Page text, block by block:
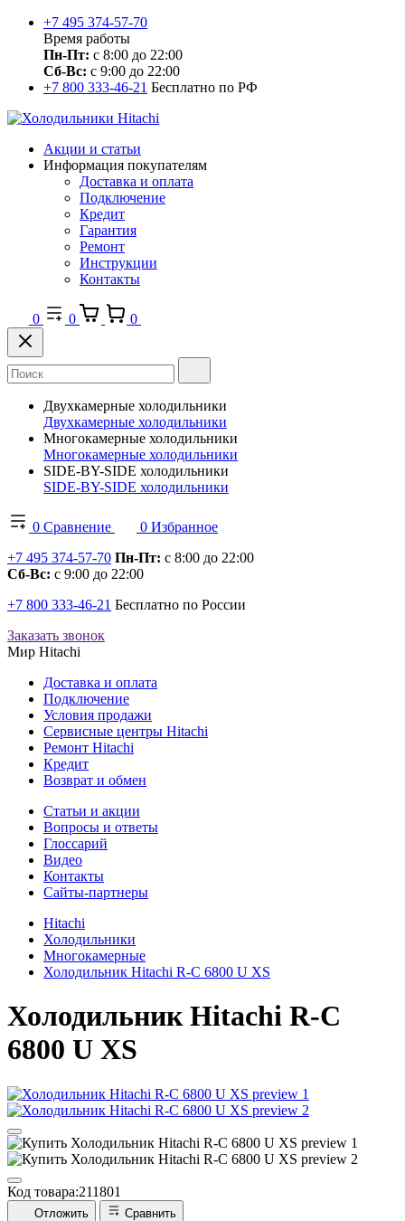
+7 495 374-57-70
Время работы
Пн-Пт: с 8:00 до 22:00
Сб-Вс: с 9:00 до 22:00
+7 800 333-46-21 Бесплатно по РФ
Акции и статьи
Информация покупателям
Доставка и оплата
Подключение
Кредит
Гарантия
Ремонт
Инструкции
Контакты
0 0 0
Двухкамерные холодильники
Двухкамерные холодильники
Многокамерные холодильники
Многокамерные холодильники
SIDE-BY-SIDE холодильники
SIDE-BY-SIDE холодильники
0 Сравнение 0 Избранное
+7 495 374-57-70 Пн-Пт: с 8:00 до 22:00
Сб-Вс: с 9:00 до 22:00
+7 800 333-46-21 Бесплатно по России
Заказать звонок
Мир Hitachi
Доставка и оплата
Подключение
Условия продажи
Сервисные центры Hitachi
Ремонт Hitachi
Кредит
Возврат и обмен
Cтатьи и акции
Вопросы и ответы
Глоссарий
Видео
Контакты
Сайты-партнеры
Hitachi
Холодильники
Многокамерные
Холодильник Hitachi R-C 6800 U XS
ХолодильникHitachi R-C
6800 U XS
Код товара:211801
Отложить Сравнить